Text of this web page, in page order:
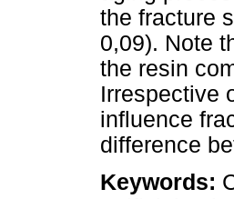
the fracture
0,09). Note
the resin
Irrespective
influence
difference
Keywords: